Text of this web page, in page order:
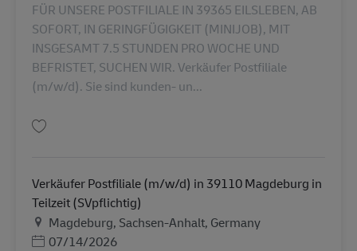
FÜR UNSERE POSTFILIALE IN 39365 EILSLEBEN, AB
SOFORT, IN GERINGFÜGIGKEIT (MINIJOB), MIT
INSGESAMT 7.5 STUNDEN PRO WOCHE UND
BEFRISTET, SUCHEN WIR. Verkäufer Postfiliale
(m/w/d). Sie sind kunden- un...
Verkäufer Postfiliale (m/w/d) in 39110 Magdeburg in
Teilzeit (SVpflichtig)
Địa điểm
Magdeburg, Sachsen-Anhalt, Germany
Posted Date
07/14/2026